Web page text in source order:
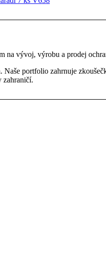
na vývoj, výrobu a prodej
. Naše portfolio zahrnuje
zahraničí.